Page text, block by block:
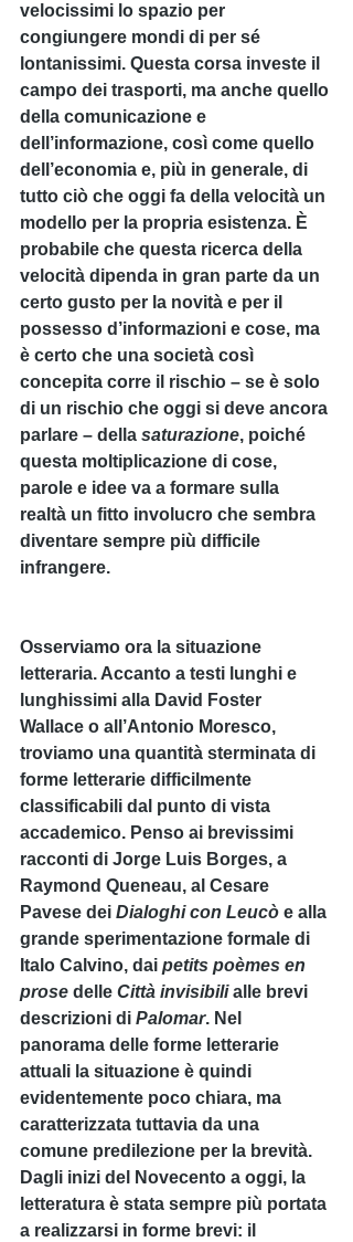
velocissimi lo spazio per
congiungere mondi di per sé
lontanissimi. Questa corsa investe il
campo dei trasporti, ma anche quello
della comunicazione e
dell’informazione, così come quello
dell’economia e, più in generale, di
tutto ciò che oggi fa della velocità un
modello per la propria esistenza. È
probabile che questa ricerca della
velocità dipenda in gran parte da un
certo gusto per la novità e per il
possesso d’informazioni e cose, ma
è certo che una società così
concepita corre il rischio – se è solo
di un rischio che oggi si deve ancora
parlare – della saturazione, poiché
questa moltiplicazione di cose,
parole e idee va a formare sulla
realtà un fitto involucro che sembra
diventare sempre più difficile
infrangere.
Osserviamo ora la situazione
letteraria. Accanto a testi lunghi e
lunghissimi alla David Foster
Wallace o all’Antonio Moresco,
troviamo una quantità sterminata di
forme letterarie difficilmente
classificabili dal punto di vista
accademico. Penso ai brevissimi
racconti di Jorge Luis Borges, a
Raymond Queneau, al Cesare
Pavese dei Dialoghi con Leucò e alla
grande sperimentazione formale di
Italo Calvino, dai petits poèmes en
prose delle Città invisibili alle brevi
descrizioni di Palomar. Nel
panorama delle forme letterarie
attuali la situazione è quindi
evidentemente poco chiara, ma
caratterizzata tuttavia da una
comune predilezione per la brevità.
Dagli inizi del Novecento a oggi, la
letteratura è stata sempre più portata
a realizzarsi in forme brevi: il